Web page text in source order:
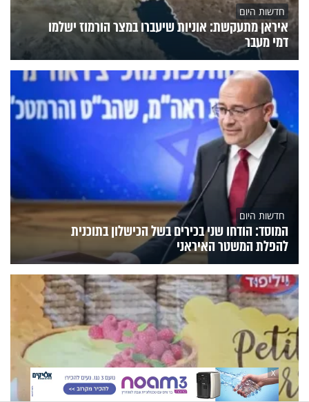
חדשות היום
איראן מתעקשת: אוניות שיעברו במצר הורמוז ישלמו
דמי מעבר
חדשות היום
המוסד: הודחו שני בכירים בשל הכישלון בתוכנית
להפלת המשטר האיראני
X